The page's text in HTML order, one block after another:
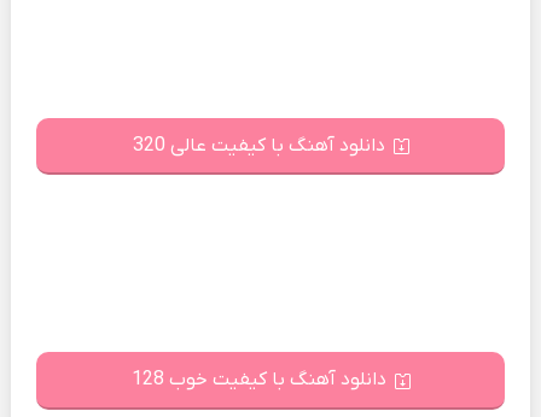
دانلود آهنگ با کیفیت عالی 320
دانلود آهنگ با کیفیت خوب 128